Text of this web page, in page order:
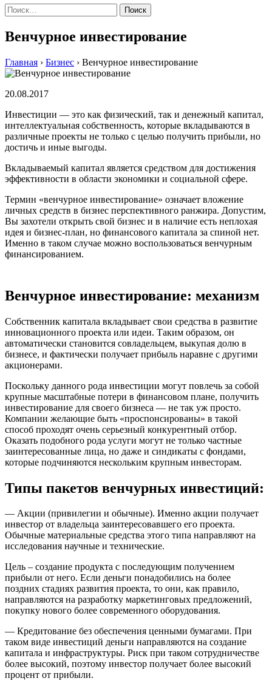
Найти:
Венчурное инвестирование
Главная › Бизнес › Венчурное инвестирование
20.08.2017
Инвестиции — это как физический, так и денежный капитал,
интеллектуальная собственность, которые вкладываются в
различные проекты не только с целью получить прибыли, но
достичь и иные выгоды.
Вкладываемый капитал является средством для достижения
эффективности в области экономики и социальной сфере.
Термин «венчурное инвестирование» означает вложение
личных средств в бизнес перспективного ранжира. Допустим,
Вы захотели открыть свой бизнес и в наличие есть неплохая
идея и бизнес-план, но финансового капитала за спиной нет.
Именно в таком случае можно воспользоваться венчурным
финансированием.
Венчурное инвестирование: механизм
Собственник капитала вкладывает свои средства в развитие
инновационного проекта или идеи. Таким образом, он
автоматически становится совладельцем, выкупая долю в
бизнесе, и фактически получает прибыль наравне с другими
акционерами.
Поскольку данного рода инвестиции могут повлечь за собой
крупные масштабные потери в финансовом плане, получить
инвестирование для своего бизнеса — не так уж просто.
Компании желающие быть «проспонсированы» в такой
способ проходят очень серьезный конкурентный отбор.
Оказать подобного рода услуги могут не только частные
заинтересованные лица, но даже и синдикаты с фондами,
которые подчиняются нескольким крупным инвесторам.
Типы пакетов венчурных инвестиций:
— Акции (привилегии и обычные). Именно акции получает
инвестор от владельца заинтересовавшего его проекта.
Обычные материальные средства этого типа направляют на
исследования научные и технические.
Цель – создание продукта с последующим получением
прибыли от него. Если деньги понадобились на более
поздних стадиях развития проекта, то они, как правило,
направляются на разработку маркетинговых предложений,
покупку нового более современного оборудования.
— Кредитование без обеспечения ценными бумагами. При
таком виде инвестиций деньги направляются на создание
капитала и инфраструктуры. Риск при таком сотрудничестве
более высокий, поэтому инвестор получает более высокий
процент от прибыли.